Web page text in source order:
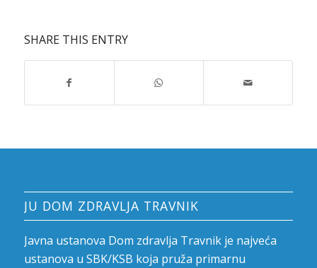
SHARE THIS ENTRY
JU DOM ZDRAVLJA TRAVNIK
Javna ustanova Dom zdravlja Travnik je najveća
ustanova u SBK/KSB koja pruža primarnu